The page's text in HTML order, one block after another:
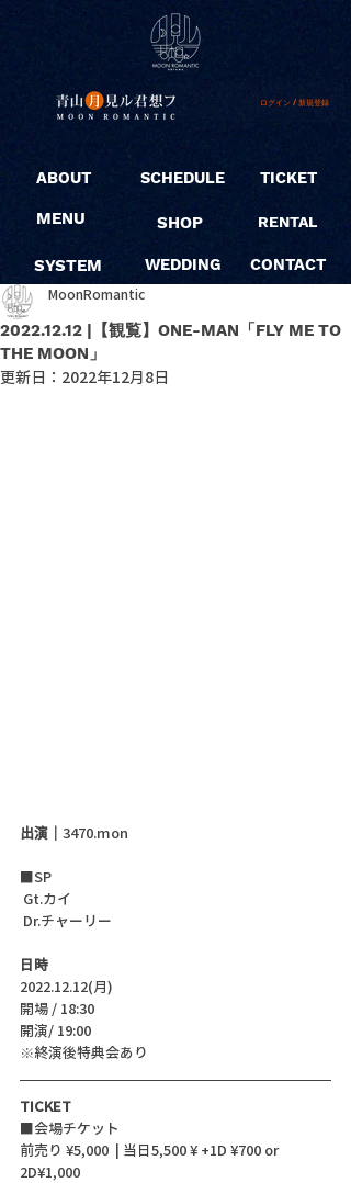
ログイン / 新規登録
ABOUT
MENU
SYSTEM
SCHEDULE
SHOP
WEDDING
TICKET
RENTAL
CONTACT
2022.12.12 |【観覧】ONE-MAN「FLY ME TO
THE MOON」
MoonRomantic
更新日： 2022年12月8日
出演｜ 3470.mon
■SP
Gt.カイ
Dr.チャーリー
日時
2022.12.12(月)
開場 / 18:30
開演/ 19:00
※終演後特典会あり
TICKET
■会場チケット
前売り ¥5,000  | 当日5,500 ¥ +1D ¥700 or
2D¥1,000